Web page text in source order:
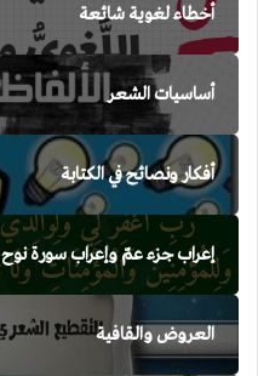
أخطاء لغوية شائعة
أساسيات الشعر
أفكار ونصائح في الكتابة
إعراب جزء عمّ وإعراب سورة نوح
العروض والقافية